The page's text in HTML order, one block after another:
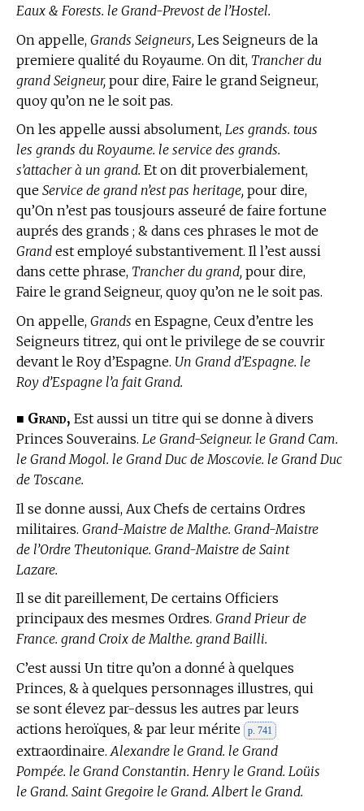
Eaux & Forests. le Grand-Prevost de l’Hostel.
On appelle, Grands Seigneurs, Les Seigneurs de la
premiere qualité du Royaume. On dit, Trancher du
grand Seigneur, pour dire, Faire le grand Seigneur,
quoy qu’on ne le soit pas.
On les appelle aussi absolument, Les grands. tous
les grands du Royaume. le service des grands.
s’attacher à un grand. Et on dit proverbialement,
que Service de grand n’est pas heritage, pour dire,
qu’On n’est pas tousjours asseuré de faire fortune
auprés des grands ; & dans ces phrases le mot de
Grand est employé substantivement. Il l’est aussi
dans cette phrase, Trancher du grand, pour dire,
Faire le grand Seigneur, quoy qu’on ne le soit pas.
On appelle, Grands en Espagne, Ceux d’entre les
Seigneurs titrez, qui ont le privilege de se couvrir
devant le Roy d’Espagne. Un Grand d’Espagne. le
Roy d’Espagne l’a fait Grand.
■ Grand, Est aussi un titre qui se donne à divers
Princes Souverains. Le Grand-Seigneur. le Grand Cam.
le Grand Mogol. le Grand Duc de Moscovie. le Grand Duc
de Toscane.
Il se donne aussi, Aux Chefs de certains Ordres
militaires. Grand-Maistre de Malthe. Grand-Maistre
de l’Ordre Theutonique. Grand-Maistre de Saint
Lazare.
Il se dit pareillement, De certains Officiers
principaux des mesmes Ordres. Grand Prieur de
France. grand Croix de Malthe. grand Bailli.
C’est aussi Un titre qu’on a donné à quelques
Princes, & à quelques personnages illustres, qui
se sont élevez par-dessus les autres par leurs
actions heroïques, & par leur mérite
p. 741
extraordinaire. Alexandre le Grand. le Grand
Pompée. le Grand Constantin. Henry le Grand. Loüis
le Grand. Saint Gregoire le Grand. Albert le Grand.